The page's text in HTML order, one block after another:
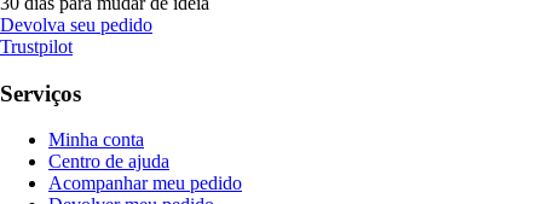
Devolva seu pedido
Trustpilot
Serviços
Minha conta
Centro de ajuda
Acompanhar meu pedido